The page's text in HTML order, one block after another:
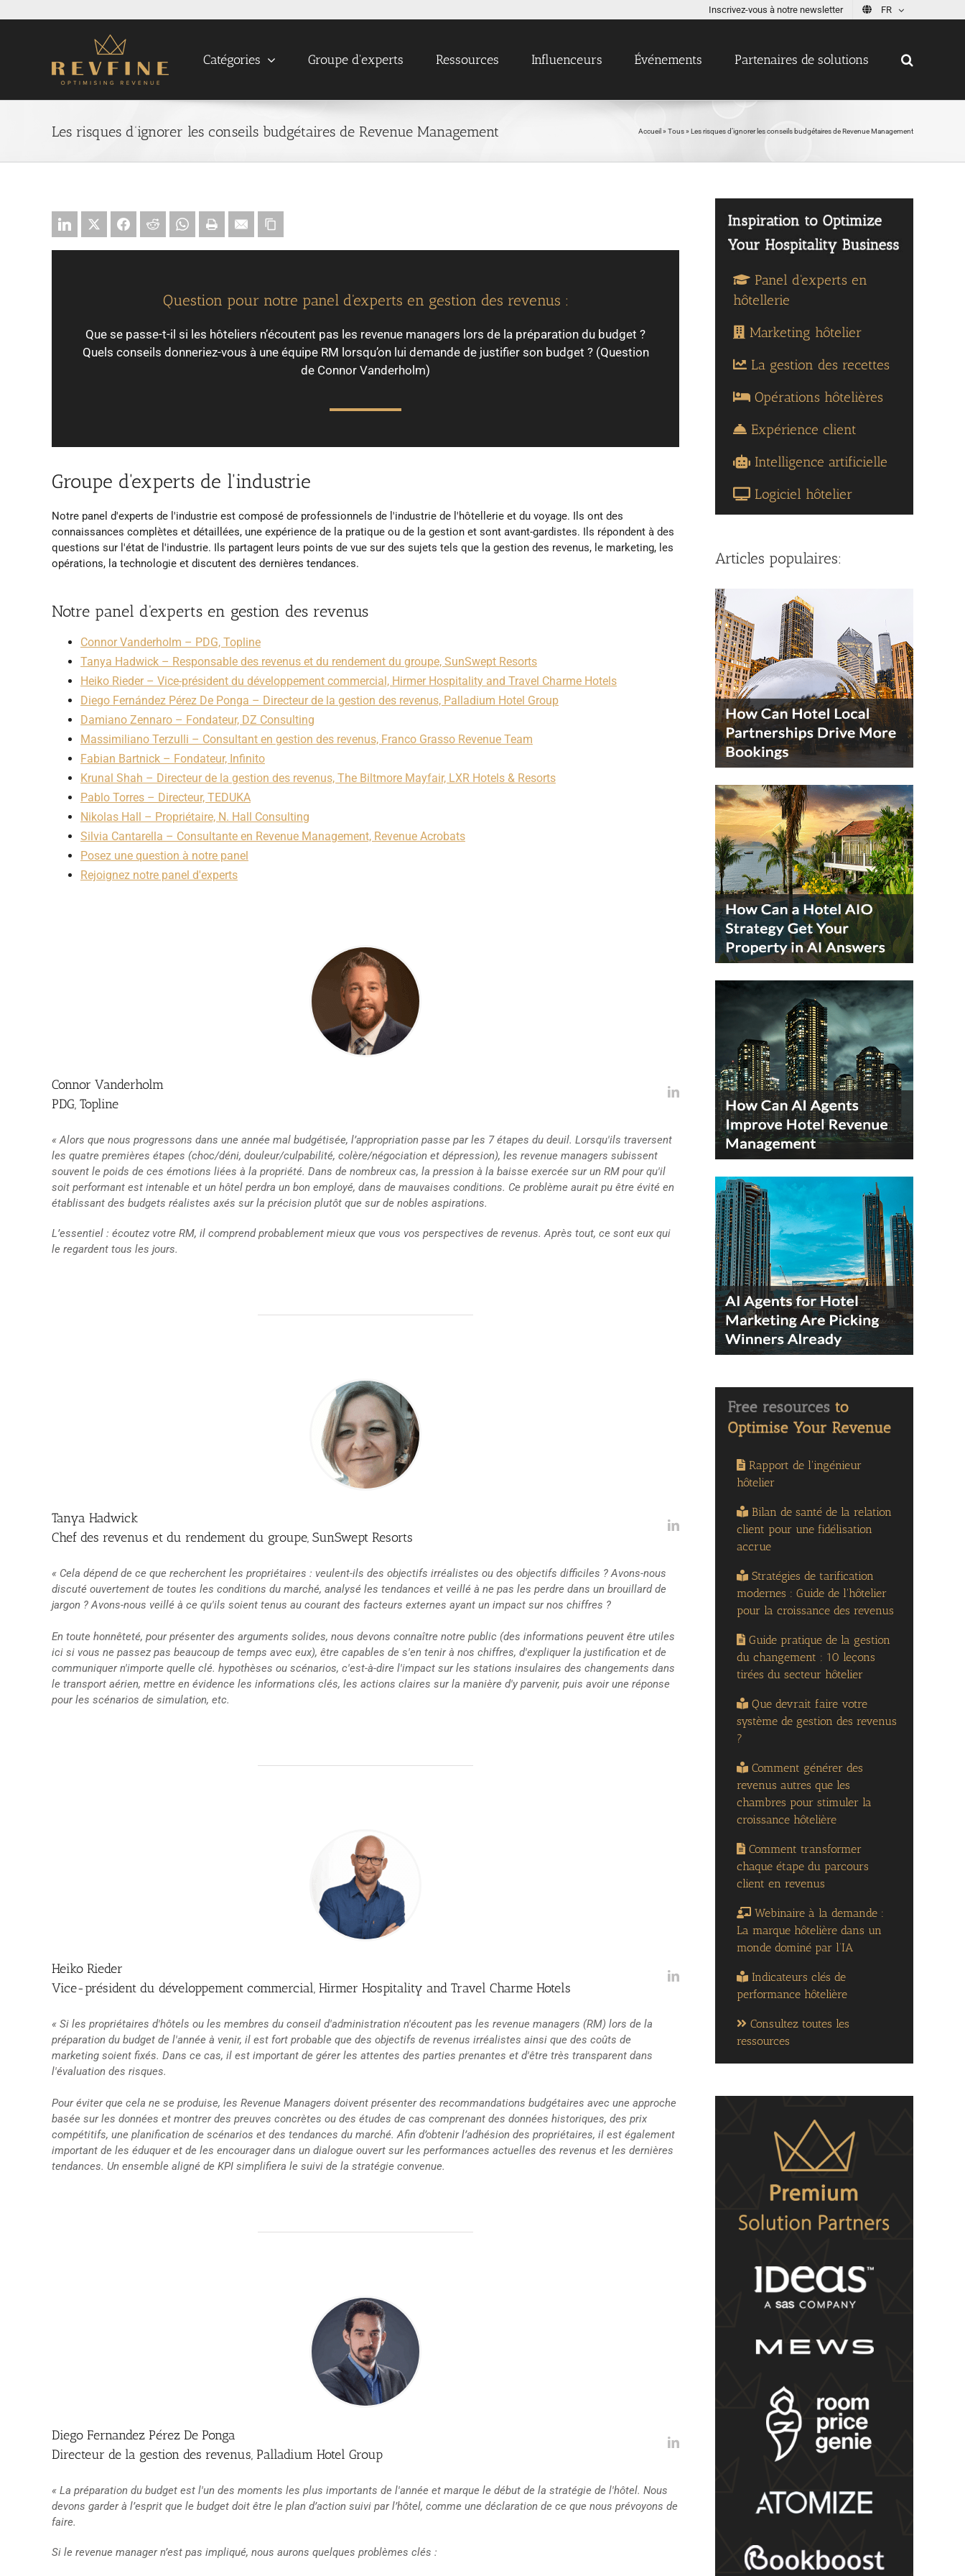
Inscrivez-vous à notre newsletter FR
Catégories Groupe d'experts Ressources Influenceurs Événements Partenaires de solutions
Les risques d’ignorer les conseils budgétaires de Revenue Management Accueil » Tous» Les risques d’ignorer les conseils budgétaires de Revenue Management
Question pour notre panel d'experts en gestion des revenus :
Que se passe-t-il si les hôteliers n’écoutent pas les revenue managers lors de la préparation du budget ?
Quels conseils donneriez-vous à une équipe RM lorsqu’on lui demande de justifier son budget ? (Question
de Connor Vanderholm)
Groupe d'experts de l'industrie
Notre panel d'experts de l'industrie est composé de professionnels de l'industrie de l'hôtellerie et du voyage. Ils ont des
connaissances complètes et détaillées, une expérience de la pratique ou de la gestion et sont avant-gardistes. Ils répondent à des
questions sur l'état de l'industrie. Ils partagent leurs points de vue sur des sujets tels que la gestion des revenus, le marketing, les
opérations, la technologie et discutent des dernières tendances.
Notre panel d'experts en gestion des revenus
Connor Vanderholm – PDG, Topline
Tanya Hadwick – Responsable des revenus et du rendement du groupe, SunSwept Resorts
Heiko Rieder – Vice-président du développement commercial, Hirmer Hospitality and Travel Charme Hotels
Diego Fernández Pérez De Ponga – Directeur de la gestion des revenus, Palladium Hotel Group
Damiano Zennaro – Fondateur, DZ Consulting
Massimiliano Terzulli – Consultant en gestion des revenus, Franco Grasso Revenue Team
Fabian Bartnick – Fondateur, Infinito
Krunal Shah – Directeur de la gestion des revenus, The Biltmore Mayfair, LXR Hotels & Resorts
Pablo Torres – Directeur, TEDUKA
Nikolas Hall – Propriétaire, N. Hall Consulting
Silvia Cantarella – Consultante en Revenue Management, Revenue Acrobats
Posez une question à notre panel
Rejoignez notre panel d'experts
Connor Vanderholm
PDG, Topline
« Alors que nous progressons dans une année mal budgétisée, l’appropriation passe par les 7 étapes du deuil. Lorsqu'ils traversent
les quatre premières étapes (choc/déni, douleur/culpabilité, colère/négociation et dépression), les revenue managers subissent
souvent le poids de ces émotions liées à la propriété. Dans de nombreux cas, la pression à la baisse exercée sur un RM pour qu'il
soit performant est intenable et un hôtel perdra un bon employé, dans de mauvaises conditions. Ce problème aurait pu être évité en
établissant des budgets réalistes axés sur la précision plutôt que sur de nobles aspirations.
L’essentiel : écoutez votre RM, il comprend probablement mieux que vous vos perspectives de revenus. Après tout, ce sont eux qui
le regardent tous les jours.
Tanya Hadwick
Chef des revenus et du rendement du groupe, SunSwept Resorts
« Cela dépend de ce que recherchent les propriétaires : veulent-ils des objectifs irréalistes ou des objectifs difficiles ? Avons-nous
discuté ouvertement de toutes les conditions du marché, analysé les tendances et veillé à ne pas les perdre dans un brouillard de
jargon ? Avons-nous veillé à ce qu'ils soient tenus au courant des facteurs externes ayant un impact sur nos chiffres ?
En toute honnêteté, pour présenter des arguments solides, nous devons connaître notre public (des informations peuvent être utiles
ici si vous ne passez pas beaucoup de temps avec eux), être capables de s'en tenir à nos chiffres, d'expliquer la justification et de
communiquer n'importe quelle clé. hypothèses ou scénarios, c'est-à-dire l'impact sur les stations insulaires des changements dans
le transport aérien, mettre en évidence les informations clés, les actions claires sur la manière d'y parvenir, puis avoir une réponse
pour les scénarios de simulation, etc.
Heiko Rieder
Vice-président du développement commercial, Hirmer Hospitality and Travel Charme Hotels
« Si les propriétaires d'hôtels ou les membres du conseil d'administration n'écoutent pas les revenue managers (RM) lors de la
préparation du budget de l'année à venir, il est fort probable que des objectifs de revenus irréalistes ainsi que des coûts de
marketing soient fixés. Dans ce cas, il est important de gérer les attentes des parties prenantes et d'être très transparent dans
l'évaluation des risques.
Pour éviter que cela ne se produise, les Revenue Managers doivent présenter des recommandations budgétaires avec une approche
basée sur les données et montrer des preuves concrètes ou des études de cas comprenant des données historiques, des prix
compétitifs, une planification de scénarios et des tendances du marché. Afin d’obtenir l’adhésion des propriétaires, il est également
important de les éduquer et de les encourager dans un dialogue ouvert sur les performances actuelles des revenus et les dernières
tendances. Un ensemble aligné de KPI simplifiera le suivi de la stratégie convenue.
Diego Fernandez Pérez De Ponga
Directeur de la gestion des revenus, Palladium Hotel Group
« La préparation du budget est l'un des moments les plus importants de l'année et marque le début de la stratégie de l'hôtel. Nous
devons garder à l’esprit que le budget doit être le plan d’action suivi par l’hôtel, comme une déclaration de ce que nous prévoyons de
faire.
Si le revenue manager n’est pas impliqué, nous aurons quelques problèmes clés :
Panel d'experts en
hôtellerie
Marketing hôtelier
La gestion des recettes
Opérations hôtelières
Expérience client
Intelligence artificielle
Logiciel hôtelier
Articles populaires:
Rapport de l'ingénieur
hôtelier
Bilan de santé de la relation
client pour une fidélisation
accrue
Stratégies de tarification
modernes : Guide de l'hôtelier
pour la croissance des revenus
Guide pratique de la gestion
du changement : 10 leçons
tirées du secteur hôtelier
Que devrait faire votre
système de gestion des revenus
?
Comment générer des
revenus autres que les
chambres pour stimuler la
croissance hôtelière
Comment transformer
chaque étape du parcours
client en revenus
Webinaire à la demande :
La marque hôtelière dans un
monde dominé par l’IA
Indicateurs clés de
performance hôtelière
Consultez toutes les
ressources